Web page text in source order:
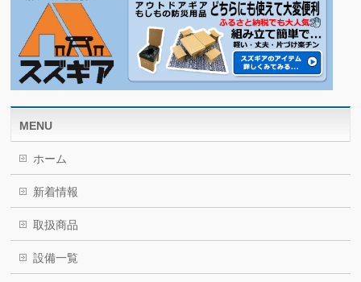
MENU
ホーム
新着情報
取扱商品
設備一覧